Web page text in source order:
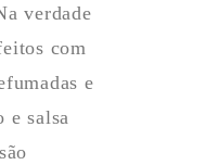
verdade
com
e
e salsa